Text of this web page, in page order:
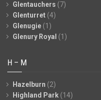
Glentauchers (7)
Glenturret (4)
Glenugie (1)
Glenury Royal (1)
H – M
Hazelburn (2)
Highland Park (14)